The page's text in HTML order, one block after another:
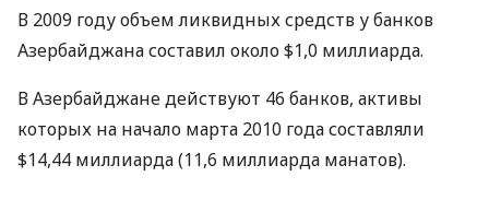
В 2009 году объем ликвидных средств у банков
Азербайджана составил около $1,0 миллиарда.
В Азербайджане действуют 46 банков, активы
которых на начало марта 2010 года составляли
$14,44 миллиарда (11,6 миллиарда манатов).